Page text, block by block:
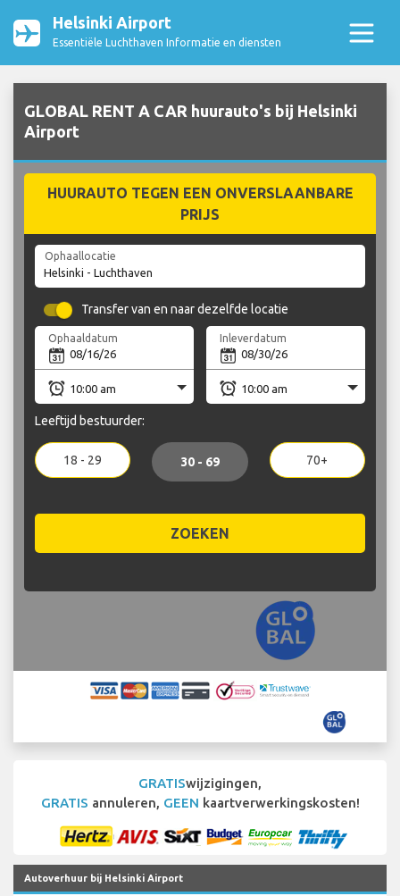
Helsinki Airport
Essentiële Luchthaven Informatie en diensten
GLOBAL RENT A CAR huurauto's bij Helsinki
Airport
HUURAUTO TEGEN EEN ONVERSLAANBARE
PRIJS
Ophaallocatie
Transfer van en naar dezelfde locatie
Ophaaldatum Inleverdatum
Leeftijd bestuurder:
18 - 29 30 - 69 70+
ZOEKEN
GRATISwijzigingen,
GRATIS annuleren, GEEN kaartverwerkingskosten!
Autoverhuur bij Helsinki Airport